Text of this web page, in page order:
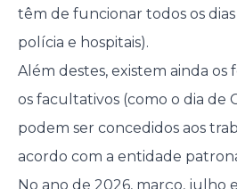
têm de funcionar todos os
polícia e hospitais).
Além destes, existem ainda os
os facultativos (como o dia de
podem ser concedidos aos
acordo com a entidade
No ano de 2026, março, julho